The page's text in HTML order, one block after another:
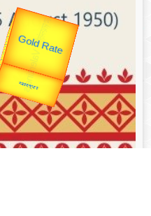
उप प्रधानमंत्री
Valentine's
उपराष्ट्रपति
यात्रा
Gold Rate unTV Special